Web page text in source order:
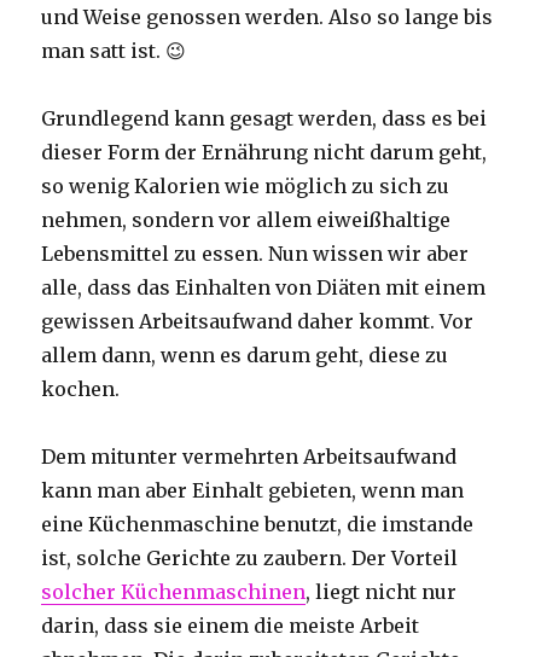
und Weise genossen werden. Also so lange bis
man satt ist. 😉
Grundlegend kann gesagt werden, dass es bei
dieser Form der Ernährung nicht darum geht,
so wenig Kalorien wie möglich zu sich zu
nehmen, sondern vor allem eiweißhaltige
Lebensmittel zu essen. Nun wissen wir aber
alle, dass das Einhalten von Diäten mit einem
gewissen Arbeitsaufwand daher kommt. Vor
allem dann, wenn es darum geht, diese zu
kochen.
Dem mitunter vermehrten Arbeitsaufwand
kann man aber Einhalt gebieten, wenn man
eine Küchenmaschine benutzt, die imstande
ist, solche Gerichte zu zaubern. Der Vorteil
solcher Küchenmaschinen, liegt nicht nur
darin, dass sie einem die meiste Arbeit